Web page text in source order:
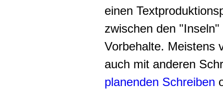
einen
zwischen den
Vorbehalte. Meistens
auch mit anderen
planenden Schreiben